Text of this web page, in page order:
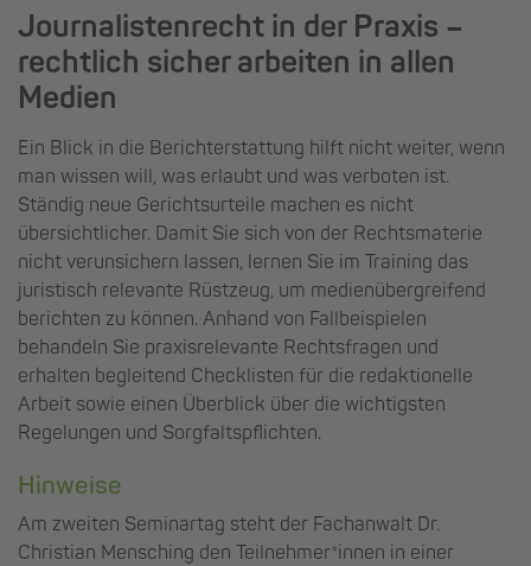
Journalistenrecht in der Praxis –
rechtlich sicher arbeiten in allen
Medien
Ein Blick in die Berichterstattung hilft nicht weiter, wenn
man wissen will, was erlaubt und was verboten ist.
Ständig neue Gerichtsurteile machen es nicht
übersichtlicher. Damit Sie sich von der Rechtsmaterie
nicht verunsichern lassen, lernen Sie im Training das
juristisch relevante Rüstzeug, um medienübergreifend
berichten zu können. Anhand von Fallbeispielen
behandeln Sie praxisrelevante Rechtsfragen und
erhalten begleitend Checklisten für die redaktionelle
Arbeit sowie einen Überblick über die wichtigsten
Regelungen und Sorgfaltspflichten.
Hinweise
Am zweiten Seminartag steht der Fachanwalt Dr.
Christian Mensching den Teilnehmer*innen in einer